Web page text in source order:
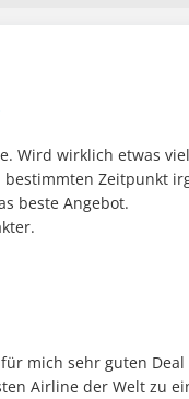
Wird wirklich etwas
bestimmten Zeitpunkt
beste Angebot.
mich sehr guten
Airline der Welt zu